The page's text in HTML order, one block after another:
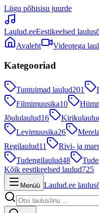
Liigu põhisisu juurde
Laulud.eeEestikeelsed
Avaleht
Videotega
Kategooriad
Tuntuimad laulud201
Filmimuusika10
Jõululaulud16
Levimuusika26
Regilaulud11 Rivi- ja
Tudengilaulud48
Kõik eestikeelsed laulud725
Menüü Laulud.ee